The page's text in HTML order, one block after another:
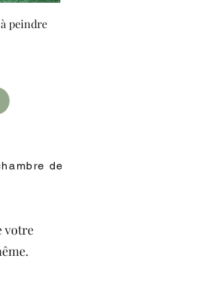
peindre
de
votre